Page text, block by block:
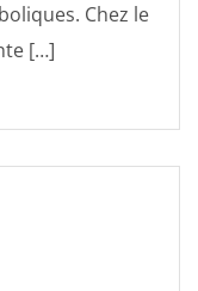
Chez le
[…]